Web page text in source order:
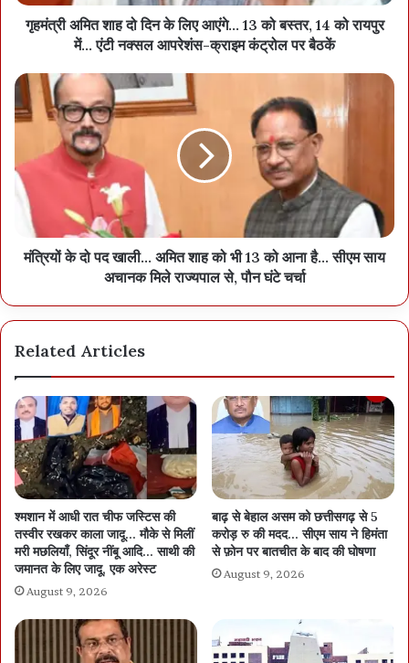
गृहमंत्री अमित शाह दो दिन के लिए आएंगे... 13 को बस्तर, 14 को रायपुर
में... एंटी नक्सल आपरेशंस-क्राइम कंट्रोल पर बैठकें
मंत्रियों के दो पद खाली... अमित शाह को भी 13 को आना है... सीएम साय
अचानक मिले राज्यपाल से, पौन घंटे चर्चा
Related Articles
श्मशान में आधी रात चीफ जस्टिस की
तस्वीर रखकर काला जादू… मौके से मिलीं
मरी मछलियाँ, सिंदूर नींबू आदि… साथी की
जमानत के लिए जादू, एक अरेस्ट
August 9, 2026
बाढ़ से बेहाल असम को छत्तीसगढ़ से 5
करोड़ रु की मदद… सीएम साय ने हिमंता
से फ़ोन पर बातचीत के बाद की घोषणा
August 9, 2026